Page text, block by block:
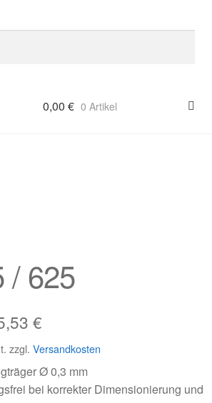
0,00€ 0 Artikel
/ 625
€
€Aktueller
Preis
ist:
15,53 €.
zzgl. Versandkosten
Ø 0,3 mm
bei korrekter Dimensionierung und